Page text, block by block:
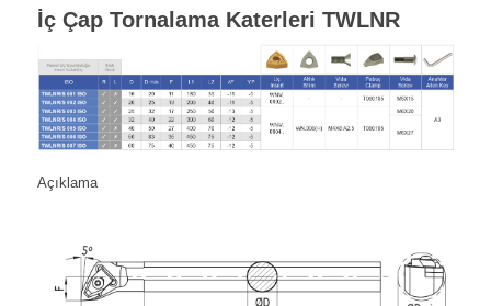
İç Çap Tornalama Katerleri TWLNR
Açıklama